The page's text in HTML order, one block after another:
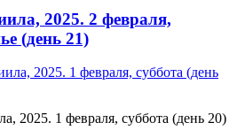
2025. 2 февраля,
(день 21)
2025. 1 февраля, суббота (день 20)